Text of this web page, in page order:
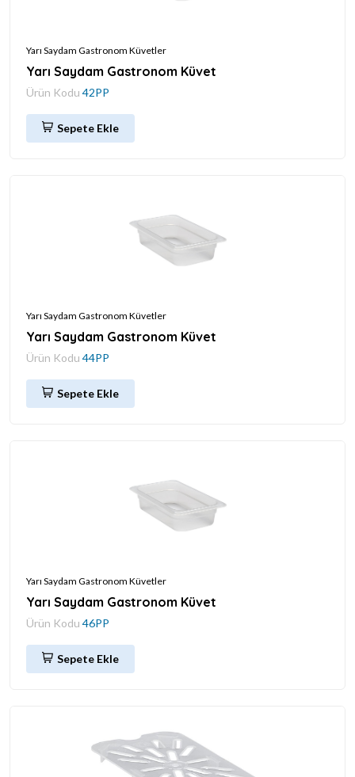
Yarı Saydam Gastronom Küvetler
Yarı Saydam Gastronom Küvet
Ürün Kodu 42PP
Sepete Ekle
Yarı Saydam Gastronom Küvetler
Yarı Saydam Gastronom Küvet
Ürün Kodu 44PP
Sepete Ekle
Yarı Saydam Gastronom Küvetler
Yarı Saydam Gastronom Küvet
Ürün Kodu 46PP
Sepete Ekle